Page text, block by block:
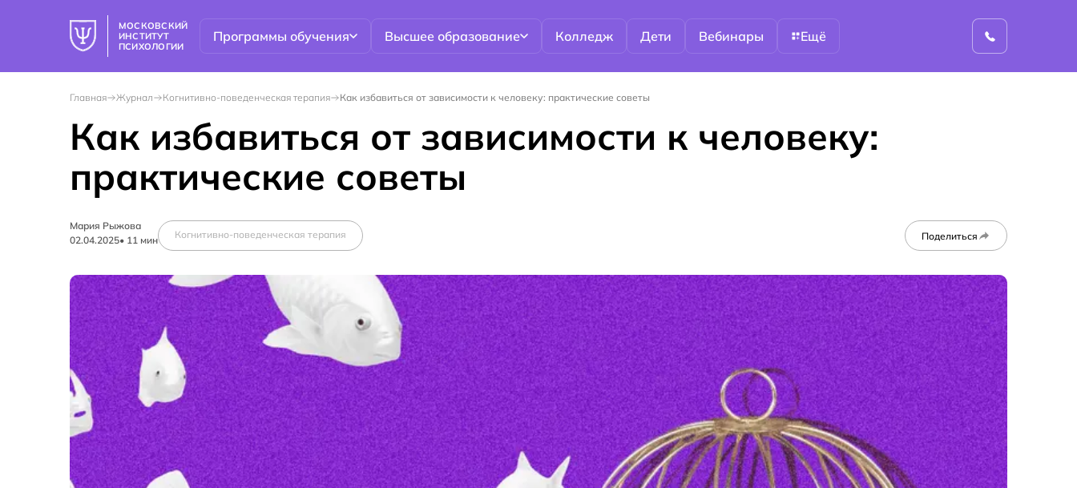
МОСКОВСКИЙ
ИНСТИТУТ
ПСИХОЛОГИИ
Программы обучения Высшее образование Колледж Дети Вебинары Ещё
Главная Журнал Когнитивно-поведенческая терапия Как избавиться от зависимости к человеку: практические советы
Как избавиться от зависимости к человеку:
практические советы
Мария Рыжова
02.04.2025• 11 мин Когнитивно-поведенческая терапия Поделиться